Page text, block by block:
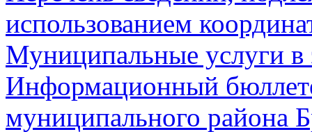
использованием
Муниципальные услуги в
Информационный
муниципального района